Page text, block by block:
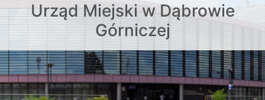
Urząd Miejski w Dąbrowie
Górniczej